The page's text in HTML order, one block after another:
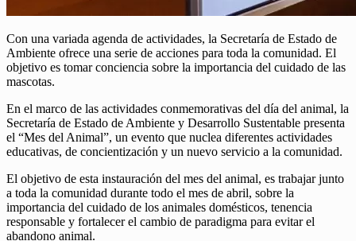
Con una variada agenda de actividades, la Secretaría de Estado de
Ambiente ofrece una serie de acciones para toda la comunidad. El
objetivo es tomar conciencia sobre la importancia del cuidado de las
mascotas.
En el marco de las actividades conmemorativas del día del animal, la
Secretaría de Estado de Ambiente y Desarrollo Sustentable presenta
el “Mes del Animal”, un evento que nuclea diferentes actividades
educativas, de concientización y un nuevo servicio a la comunidad.
El objetivo de esta instauración del mes del animal, es trabajar junto
a toda la comunidad durante todo el mes de abril, sobre la
importancia del cuidado de los animales domésticos, tenencia
responsable y fortalecer el cambio de paradigma para evitar el
abandono animal.